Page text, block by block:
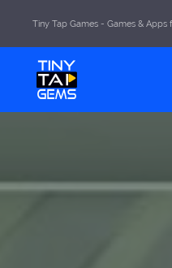
Tiny Tap Games - Games &